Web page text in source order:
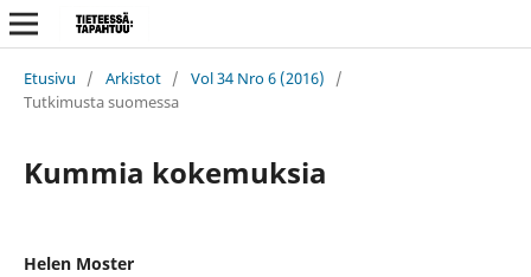
Etusivu / Arkistot / Vol 34 Nro 6 (2016)
/
Tutkimusta suomessa
Kummia kokemuksia
Helen Moster